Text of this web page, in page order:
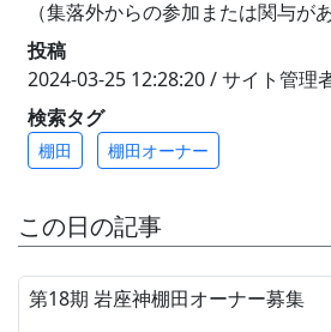
（集落外からの参加または関与が
投稿
2024-03-25 12:28:20 / サイト管理
検索タグ
棚田 棚田オーナー
この日の記事
第18期 岩座神棚田オーナー募集